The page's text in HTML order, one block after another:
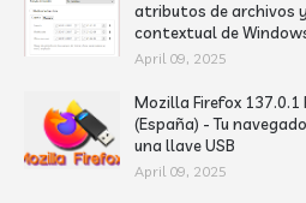
atributos de archivos
contextual de
April 09, 2025
Mozilla Firefox
(España) - Tu
una llave USB
April 09, 2025